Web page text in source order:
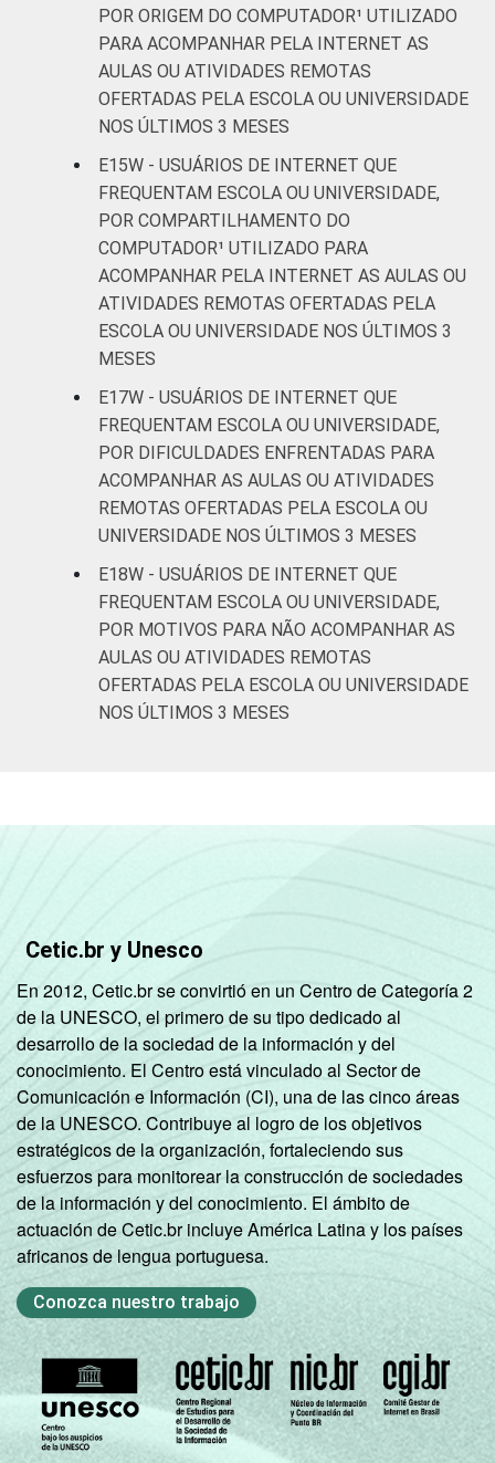
POR ORIGEM DO COMPUTADOR¹ UTILIZADO
PARA ACOMPANHAR PELA INTERNET AS
AULAS OU ATIVIDADES REMOTAS
OFERTADAS PELA ESCOLA OU UNIVERSIDADE
NOS ÚLTIMOS 3 MESES
E15W - USUÁRIOS DE INTERNET QUE
FREQUENTAM ESCOLA OU UNIVERSIDADE,
POR COMPARTILHAMENTO DO
COMPUTADOR¹ UTILIZADO PARA
ACOMPANHAR PELA INTERNET AS AULAS OU
ATIVIDADES REMOTAS OFERTADAS PELA
ESCOLA OU UNIVERSIDADE NOS ÚLTIMOS 3
MESES
E17W - USUÁRIOS DE INTERNET QUE
FREQUENTAM ESCOLA OU UNIVERSIDADE,
POR DIFICULDADES ENFRENTADAS PARA
ACOMPANHAR AS AULAS OU ATIVIDADES
REMOTAS OFERTADAS PELA ESCOLA OU
UNIVERSIDADE NOS ÚLTIMOS 3 MESES
E18W - USUÁRIOS DE INTERNET QUE
FREQUENTAM ESCOLA OU UNIVERSIDADE,
POR MOTIVOS PARA NÃO ACOMPANHAR AS
AULAS OU ATIVIDADES REMOTAS
OFERTADAS PELA ESCOLA OU UNIVERSIDADE
NOS ÚLTIMOS 3 MESES
Cetic.br y Unesco
En 2012, Cetic.br se convirtió en un Centro de Categoría 2
de la UNESCO, el primero de su tipo dedicado al
desarrollo de la sociedad de la información y del
conocimiento. El Centro está vinculado al Sector de
Comunicación e Información (CI), una de las cinco áreas
de la UNESCO. Contribuye al logro de los objetivos
estratégicos de la organización, fortaleciendo sus
esfuerzos para monitorear la construcción de sociedades
de la información y del conocimiento. El ámbito de
actuación de Cetic.br incluye América Latina y los países
africanos de lengua portuguesa.
Conozca nuestro trabajo